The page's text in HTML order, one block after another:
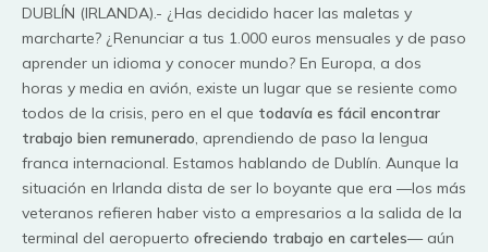
DUBLÍN (IRLANDA).- ¿Has decidido hacer las maletas y
marcharte? ¿Renunciar a tus 1.000 euros mensuales y de paso
aprender un idioma y conocer mundo? En Europa, a dos
horas y media en avión, existe un lugar que se resiente como
todos de la crisis, pero en el que todavía es fácil encontrar
trabajo bien remunerado, aprendiendo de paso la lengua
franca internacional. Estamos hablando de Dublín. Aunque la
situación en Irlanda dista de ser lo boyante que era —los más
veteranos refieren haber visto a empresarios a la salida de la
terminal del aeropuerto ofreciendo trabajo en carteles— aún